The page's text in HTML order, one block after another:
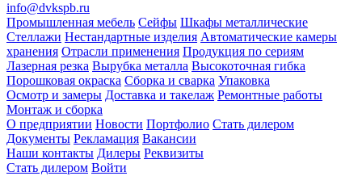
info@dvkspb.ru
Промышленная мебель Сейфы Шкафы металлические
Стеллажи Нестандартные изделия Автоматические камеры
хранения Отрасли применения Продукция по сериям
Лазерная резка Вырубка металла Высокоточная гибка
Порошковая окраска Сборка и сварка Упаковка
Осмотр и замеры Доставка и такелаж Ремонтные работы
Монтаж и сборка
О предприятии Новости Портфолио Стать дилером
Документы Рекламация Вакансии
Наши контакты Дилеры Реквизиты
Стать дилером Войти